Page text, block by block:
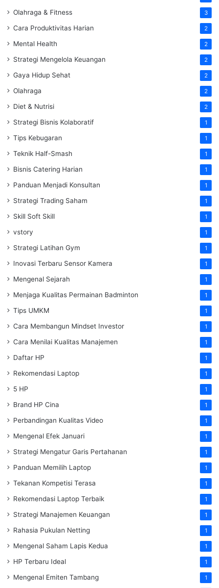
Olahraga & Fitness 3
Cara Produktivitas Harian 2
Mental Health 2
Strategi Mengelola Keuangan 2
Gaya Hidup Sehat 2
Olahraga 2
Diet & Nutrisi 2
Strategi Bisnis Kolaboratif 1
Tips Kebugaran 1
Teknik Half-Smash 1
Bisnis Catering Harian 1
Panduan Menjadi Konsultan 1
Strategi Trading Saham 1
Skill Soft Skill 1
vstory 1
Strategi Latihan Gym 1
Inovasi Terbaru Sensor Kamera 1
Mengenal Sejarah 1
Menjaga Kualitas Permainan Badminton 1
Tips UMKM 1
Cara Membangun Mindset Investor 1
Cara Menilai Kualitas Manajemen 1
Daftar HP 1
Rekomendasi Laptop 1
5 HP 1
Brand HP Cina 1
Perbandingan Kualitas Video 1
Mengenal Efek Januari 1
Strategi Mengatur Garis Pertahanan 1
Panduan Memilih Laptop 1
Tekanan Kompetisi Terasa 1
Rekomendasi Laptop Terbaik 1
Strategi Manajemen Keuangan 1
Rahasia Pukulan Netting 1
Mengenal Saham Lapis Kedua 1
HP Terbaru Ideal 1
Mengenal Emiten Tambang 1